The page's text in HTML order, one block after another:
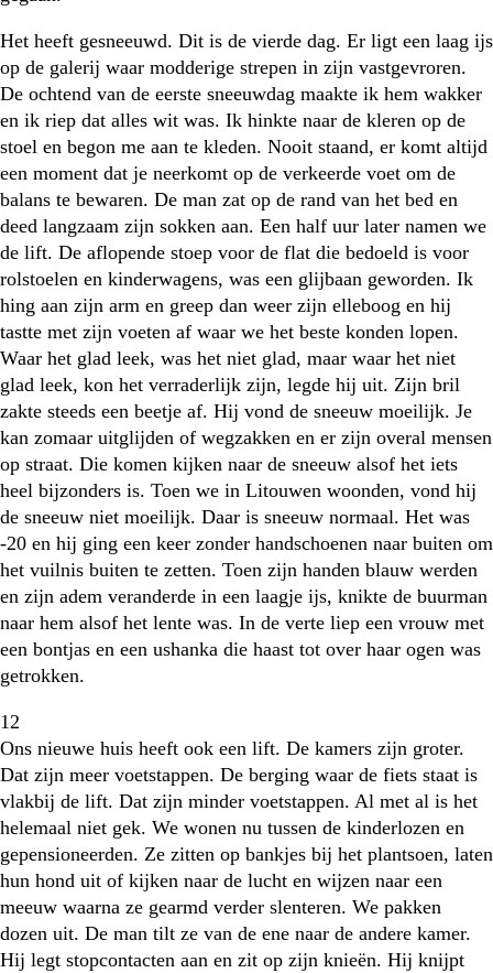
Het heeft gesneeuwd. Dit is de vierde dag. Er ligt een laag ijs
op de galerij waar modderige strepen in zijn vastgevroren.
De ochtend van de eerste sneeuwdag maakte ik hem wakker
en ik riep dat alles wit was. Ik hinkte naar de kleren op de
stoel en begon me aan te kleden. Nooit staand, er komt altijd
een moment dat je neerkomt op de verkeerde voet om de
balans te bewaren. De man zat op de rand van het bed en
deed langzaam zijn sokken aan. Een half uur later namen we
de lift. De aflopende stoep voor de flat die bedoeld is voor
rolstoelen en kinderwagens, was een glijbaan geworden. Ik
hing aan zijn arm en greep dan weer zijn elleboog en hij
tastte met zijn voeten af waar we het beste konden lopen.
Waar het glad leek, was het niet glad, maar waar het niet
glad leek, kon het verraderlijk zijn, legde hij uit. Zijn bril
zakte steeds een beetje af. Hij vond de sneeuw moeilijk. Je
kan zomaar uitglijden of wegzakken en er zijn overal mensen
op straat. Die komen kijken naar de sneeuw alsof het iets
heel bijzonders is. Toen we in Litouwen woonden, vond hij
de sneeuw niet moeilijk. Daar is sneeuw normaal. Het was
-20 en hij ging een keer zonder handschoenen naar buiten om
het vuilnis buiten te zetten. Toen zijn handen blauw werden
en zijn adem veranderde in een laagje ijs, knikte de buurman
naar hem alsof het lente was. In de verte liep een vrouw met
een bontjas en een ushanka die haast tot over haar ogen was
getrokken.
12
Ons nieuwe huis heeft ook een lift. De kamers zijn groter.
Dat zijn meer voetstappen. De berging waar de fiets staat is
vlakbij de lift. Dat zijn minder voetstappen. Al met al is het
helemaal niet gek. We wonen nu tussen de kinderlozen en
gepensioneerden. Ze zitten op bankjes bij het plantsoen, laten
hun hond uit of kijken naar de lucht en wijzen naar een
meeuw waarna ze gearmd verder slenteren. We pakken
dozen uit. De man tilt ze van de ene naar de andere kamer.
Hij legt stopcontacten aan en zit op zijn knieën. Hij knijpt